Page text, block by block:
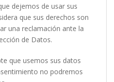
dejemos de usar sus
que sus derechos son
una reclamación ante la
de Datos.
que usemos sus datos
no podremos